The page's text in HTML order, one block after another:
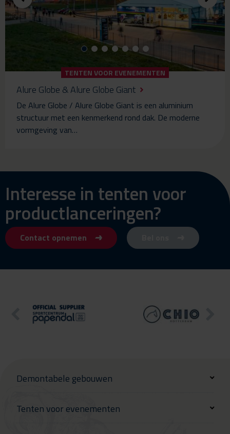
TENTEN VOOR EVENEMENTEN
Alure Globe & Alure Globe Giant
De Alure Globe / Alure Globe Giant is een aluminium
structuur met een kenmerkend rond dak. De moderne
vormgeving van…
Interesse in tenten voor
productlanceringen?
Contact opnemen
Demontabele gebouwen
Tenten voor evenementen